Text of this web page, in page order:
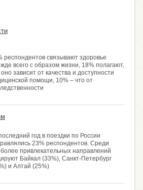
респондентов связывают здоровье
всего с образом жизни, 18% полагают,
оно зависит от качества и доступности
помощи, 10% – что от
год в поездки по России
23% респондентов. Среди
привлекательных направлений
Байкал (33%), Санкт-Петербург
и Алтай (25%)